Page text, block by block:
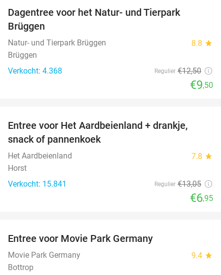
Dagentree voor het Natur- und Tierpark
Brüggen
Natur- und Tierpark Brüggen 8.8 star
Brüggen
Verkocht: 4.368
Regulier €12,50
€9,50
Entree voor Het Aardbeienland + drankje,
snack of pannenkoek
Het Aardbeienland 7.8 star
Horst
Verkocht: 15.841
Regulier €13,05
€6,95
Entree voor Movie Park Germany
Movie Park Germany 9.4 star
Bottrop